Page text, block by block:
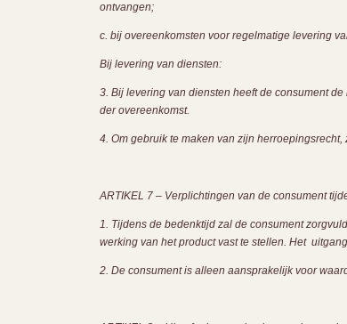
ontvangen;
c. bij overeenkomsten voor regelmatige levering
Bij levering van diensten:
3. Bij levering van diensten heeft de consument
der overeenkomst.
4. Om gebruik te maken van zijn
ARTIKEL 7 – Verplichtingen van de consument
1. Tijdens de bedenktijd zal de consument
werking van het product vast te stellen. Het
2. De consument is alleen aansprakelijk voor